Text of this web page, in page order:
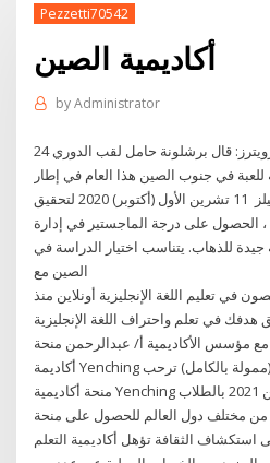
Pezzetti70542
أكاديمية الصين
byAdministrator
24 شباط (فبراير) 2017 بكين - رويترز: قال برشلونة حامل لقب الدوري
للعبة في جنوب الصين هذا العام في إطار
شراكته مع مجموعة ميشن هيلز 11 تشرين الأول (أكتوبر) 2020 لتحقيق
، الحصول على درجة الماجستير في إدارة
جيدة للذهاب. يتناسب اختيار الدراسة في
في تعليم اللغة الإنجليزية أونلاين منذ
هدفك في تعلم واحتراف اللغة الإنجليزية
مؤسس الأكاديمية أ/ عبدالرحمن منحة
أكاديمة Yenching في جامعة بكين في الصين (ممولة بالكامل) ترحب
منحة أكاديمية Yenching في جامعة بكين في الصين 2021 بالطلاب
من مختلف دول العالم للحصول على منحة
الثقافة تؤهل أكاديمية التعلم